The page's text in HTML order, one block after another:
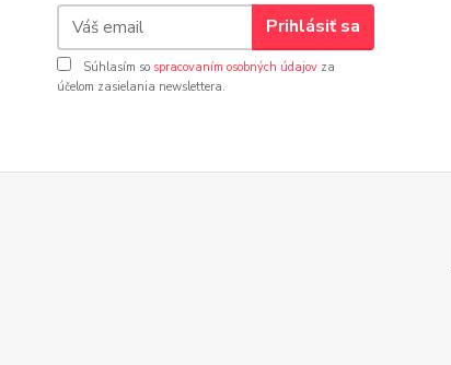
Prihlásiť sa
Súhlasím so spracovaním osobných údajov za
účelom zasielania newslettera.